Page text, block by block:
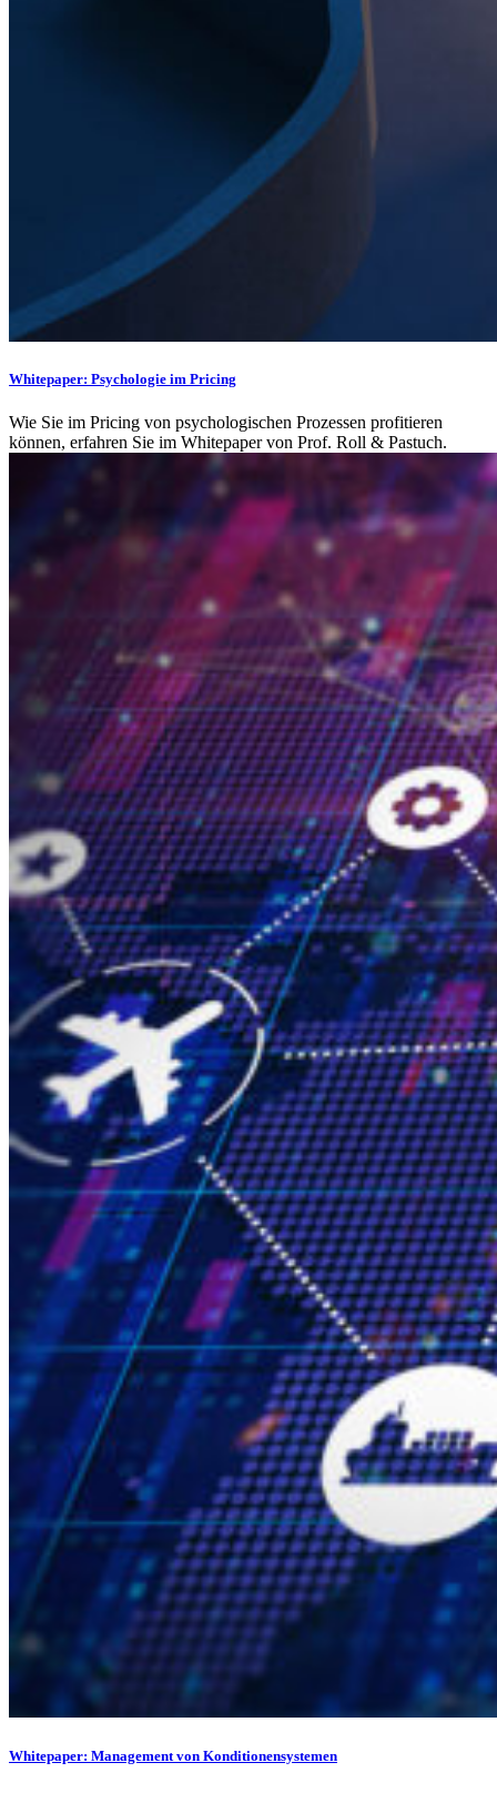
Whitepaper: Psychologie im Pricing
Wie Sie im Pricing von psychologischen Prozessen profitieren
können, erfahren Sie im Whitepaper von Prof. Roll & Pastuch.
Whitepaper: Management von Konditionensystemen